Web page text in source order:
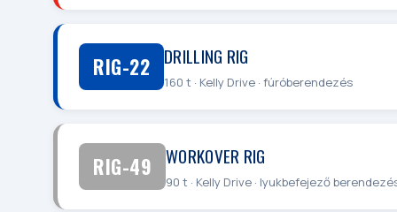
RIG-22 DRILLING RIG
160 t · Kelly Drive · fúróberendezés
RIG-49 WORKOVER RIG
90 t · Kelly Drive · lyukbefejező